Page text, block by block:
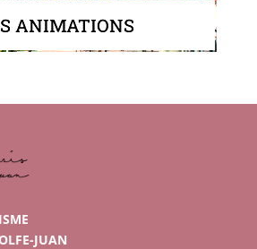
ANIMATIONS
JUAN